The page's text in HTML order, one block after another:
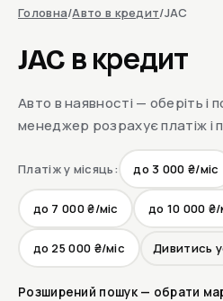
Головна/Авто в кредит/JAC
JAC в кредит
Авто в наявності — оберіть і
менеджер розрахує платіж і
Платіж у місяць: до 3 000 ₴/міс
до 7 000 ₴/міс до 10 000 ₴/
до 25 000 ₴/міс Дивитись
Розширений пошук — обрати